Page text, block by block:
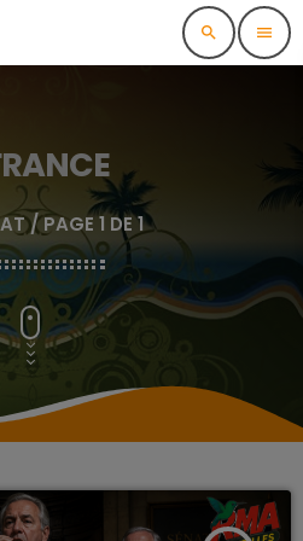
search menu
/ PAGE 1 DE 1